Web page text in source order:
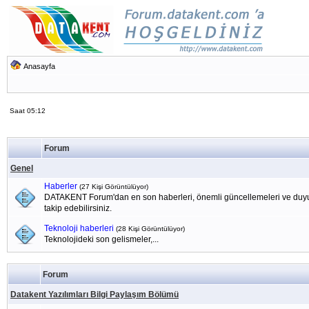
Anasayfa
Saat 05:12
Forum
Genel
Haberler (27 Kişi Görüntülüyor)
DATAKENT Forum'dan en son haberleri, önemli güncellemeleri ve
takip edebilirsiniz.
Teknoloji haberleri (28 Kişi Görüntülüyor)
Teknolojideki son gelismeler,...
Forum
Datakent Yazılımları Bilgi Paylaşım Bölümü